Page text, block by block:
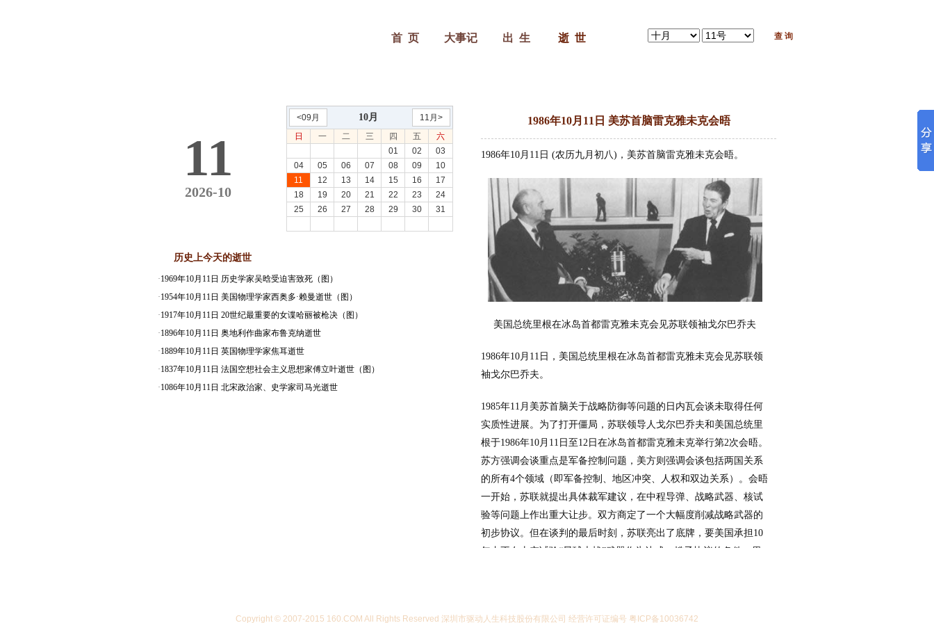
首 页 大事记 出 生 逝 世
11
2026-10
<09月 10月
11月>
日
一 二 三 四 五
六
01
02
03
04
05 06 07 08 09
10
11
12 13 14 15 16
17
18
19 20 21 22 23
24
25
26 27 28 29 30 31
历史上今天的逝世
·1969年10月11日 历史学家吴晗受迫害致死（图）
·1954年10月11日 美国物理学家西奥多·赖曼逝世（图）
·1917年10月11日 20世纪最重要的女谍哈丽被枪决（图）
·1896年10月11日 奥地利作曲家布鲁克纳逝世
·1889年10月11日 英国物理学家焦耳逝世
·1837年10月11日 法国空想社会主义思想家傅立叶逝世（图）
·1086年10月11日 北宋政治家、史学家司马光逝世
1986年10月11日 美苏首脑雷克雅未克会晤
1986年10月11日 (农历九月初八)，美苏首脑雷克雅未克会晤。
美国总统里根在冰岛首都雷克雅未克会见苏联领袖戈尔巴乔夫
1986年10月11日，美国总统里根在冰岛首都雷克雅未克会见苏联领
袖戈尔巴乔夫。
1985年11月美苏首脑关于战略防御等问题的日内瓦会谈未取得任何
实质性进展。为了打开僵局，苏联领导人戈尔巴乔夫和美国总统里
根于1986年10月11日至12日在冰岛首都雷克雅未克举行第2次会晤。
苏方强调会谈重点是军备控制问题，美方则强调会谈包括两国关系
的所有4个领域（即军备控制、地区冲突、人权和双边关系）。会晤
一开始，苏联就提出具体裁军建议，在中程导弹、战略武器、核试
验等问题上作出重大让步。双方商定了一个大幅度削减战略武器的
初步协议。但在谈判的最后时刻，苏联亮出了底牌，要美国承担10
年内不在太空试验“星球大战”武器作为达成一揽子协议的条件。里
Copyright © 2007-2015 160.COM All Rights Reserved 深圳市驱动人生科技股份有限公司 经营许可证编号 粤ICP备10036742